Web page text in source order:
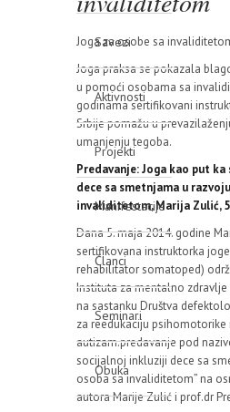
Savezi
Aktivnosti
Projekti
Manifestacije
Članci
Seminari
Obuka
Joga za osobe sa
Joga praksa se pokazala
u pomoći osobama sa
godinama sertifikovani
Srbije pomažu u
umanjenju tegoba.
Predavanje: Joga kao put
dece sa smetnjama u
invaliditetom, Marija Zulić,
Dana 5. maja 2014. godine
sertifikovana instruktorka
rehabilitator somatoped)
Instituta za mentalno
na sastanku Društva
za reedukaciju psihomotorike i
autizam.predavanje pod
socijalnoj inkluziji dece sa
osoba sa invaliditetom” na
autora Marije Zulić i prof.dr